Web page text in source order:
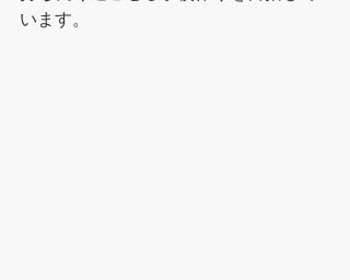
います。